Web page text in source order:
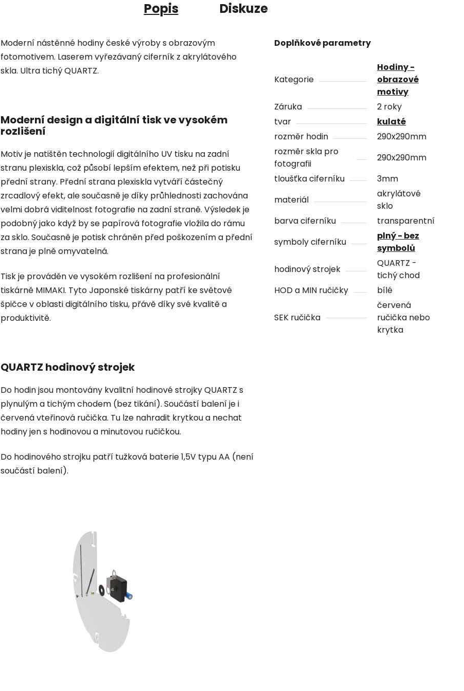
Popis Diskuze
Moderní nástěnné hodiny české výroby s obrazovým
fotomotivem. Laserem vyřezávaný ciferník z akrylátového
skla. Ultra tichý QUARTZ.
Moderní design a digitální tisk ve vysokém
rozlišení
Motiv je natištěn technologií digitálního UV tisku na zadní
stranu plexiskla, což působí lepším efektem, než při potisku
přední strany. Přední strana plexiskla vytváří částečný
zrcadlový efekt, ale současně je díky průhlednosti zachována
velmi dobrá viditelnost fotografie na zadní straně. Výsledek je
podobný jako když by se papírová fotografie vložila do rámu
za sklo. Současně je potisk chráněn před poškozením a přední
strana je plně omyvatelná.
Tisk je prováděn ve vysokém rozlišení na profesionální
tiskárně MIMAKI. Tyto Japonské tiskárny patří ke světové
špičce v oblasti digitálního tisku, přávě díky své kvalitě a
produktivitě.
QUARTZ hodinový strojek
Do hodin jsou montovány kvalitní hodinové strojky QUARTZ s
plynulým a tichým chodem (bez tikání). Součástí balení je i
červená vteřinová ručička. Tu lze nahradit krytkou a nechat
hodiny jen s hodinovou a minutovou ručičkou.
Do hodinového strojku patří tužková baterie 1,5V typu AA (není
součástí balení).
Doplňkové parametry
Kategorie
Hodiny -
obrazové
motivy
Záruka
2 roky
tvar
kulaté
rozměr hodin
290x290mm
rozměr skla pro
fotografii
290x290mm
tloušťka ciferníku
3mm
materiál
akrylátové
sklo
barva ciferníku
transparentní
symboly ciferníku
plný - bez
symbolů
hodinový strojek
QUARTZ -
tichý chod
HOD a MIN ručičky
bílé
SEK ručička
červená
ručička nebo
krytka